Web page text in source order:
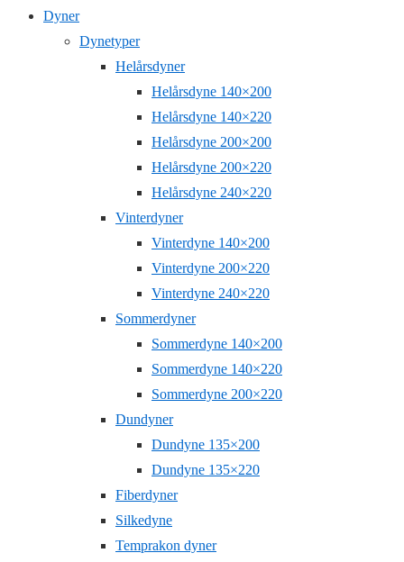
Dyner
Dynetyper
Helårsdyner
Helårsdyne 140×200
Helårsdyne 140×220
Helårsdyne 200×200
Helårsdyne 200×220
Helårsdyne 240×220
Vinterdyner
Vinterdyne 140×200
Vinterdyne 200×220
Vinterdyne 240×220
Sommerdyner
Sommerdyne 140×200
Sommerdyne 140×220
Sommerdyne 200×220
Dundyner
Dundyne 135×200
Dundyne 135×220
Fiberdyner
Silkedyne
Temprakon dyner